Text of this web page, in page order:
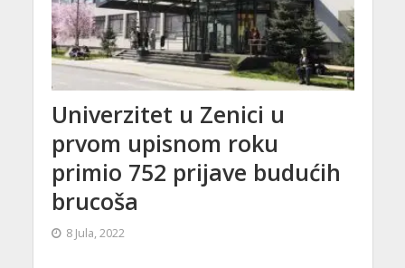
Univerzitet u Zenici u
prvom upisnom roku
primio 752 prijave budućih
brucoša
8 Jula, 2022